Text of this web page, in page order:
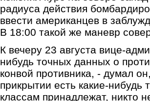
радиуса действия
ввести американцев в
В 18:00 такой же маневр
К вечеру 23 августа вице-
нибудь точных данных о
конвой противника, - думал
прикрытии есть какие-нибудь
классам принадлежат, никто